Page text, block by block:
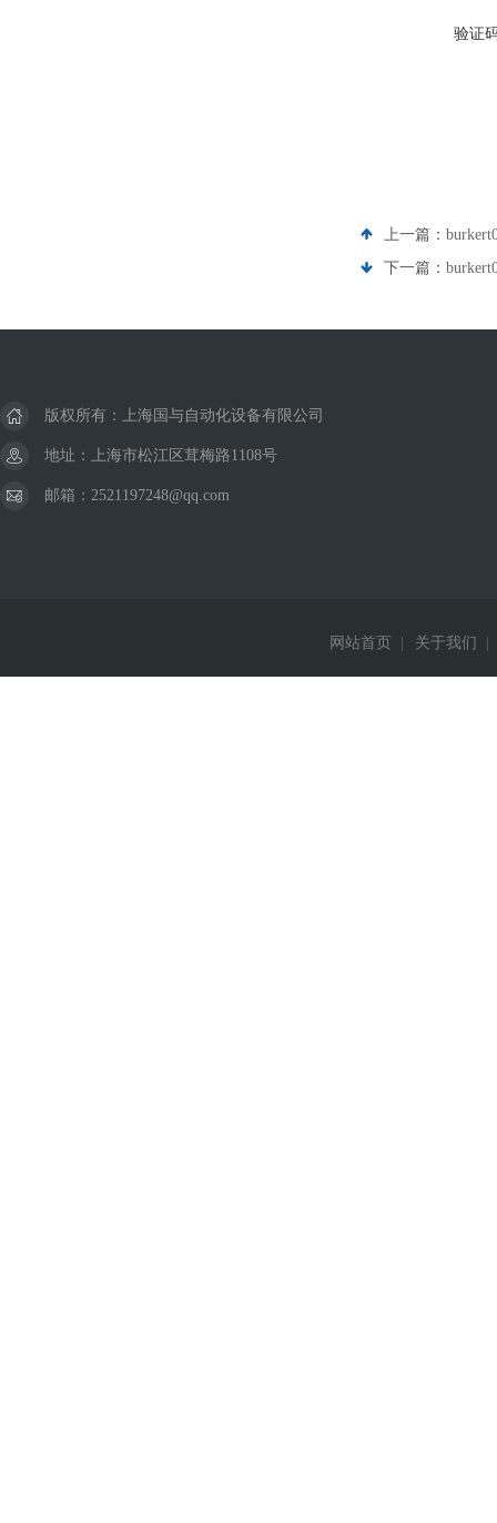
验证
上一篇：
下一篇：
版权所有：上海国与自动化设备有限公司
地址：上海市松江区茸梅路1108号
邮箱：2521197248@qq.com
网站首页 关于我们